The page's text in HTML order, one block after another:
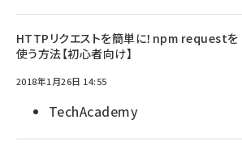
HTTPリクエストを簡単に！npm requestを
使う方法【初心者向け】
2018年1月26日 14:55
TechAcademy